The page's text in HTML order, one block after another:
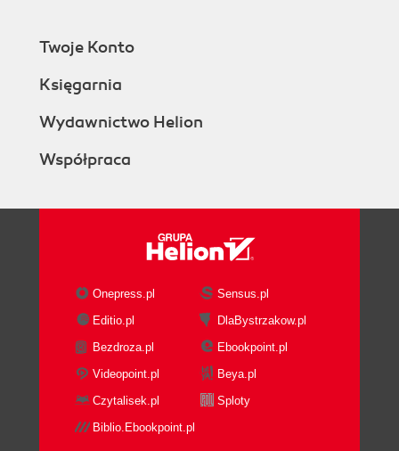
Twoje Konto
Księgarnia
Wydawnictwo Helion
Współpraca
Onepress.pl
Sensus.pl
Editio.pl
DlaBystrzakow.pl
Bezdroza.pl
Ebookpoint.pl
Videopoint.pl
Beya.pl
Czytalisek.pl
Sploty
Biblio.Ebookpoint.pl